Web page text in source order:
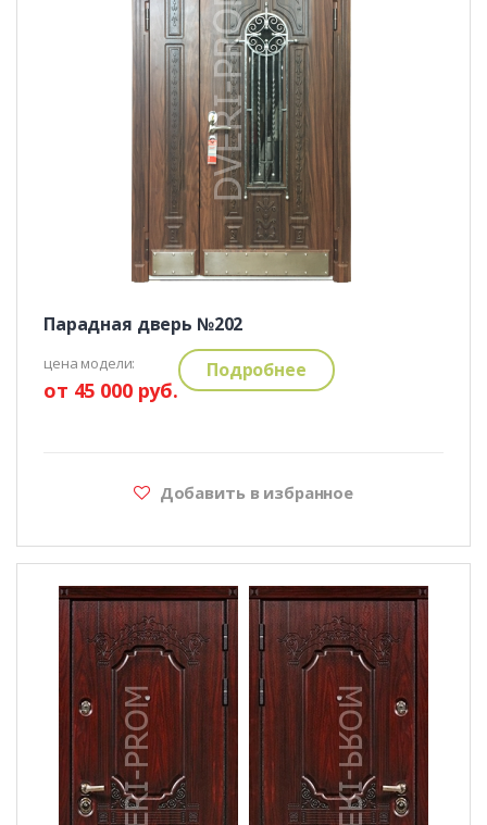
Парадная дверь №202
цена модели:
от 45 000 руб.
Подробнее
Добавить в избранное